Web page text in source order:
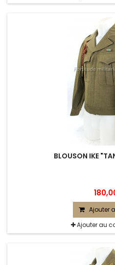
BLOUSON IKE
Ajouter
Ajouter au